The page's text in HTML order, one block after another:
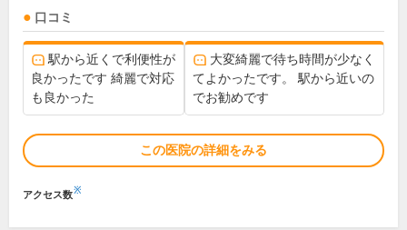
口コミ
駅から近くで利便性が
良かったです 綺麗で対応
も良かった
大変綺麗で待ち時間が少なく
てよかったです。 駅から近いの
でお勧めです
この医院の詳細をみる
アクセス数※